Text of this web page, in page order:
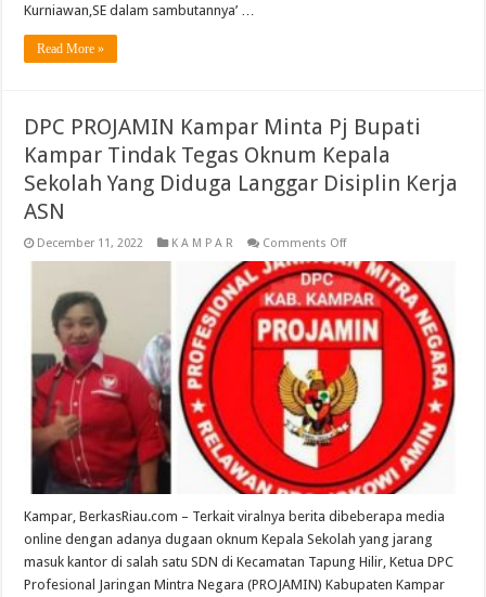
Kurniawan,SE dalam sambutannya’ …
Read More »
DPC PROJAMIN Kampar Minta Pj Bupati
Kampar Tindak Tegas Oknum Kepala
Sekolah Yang Diduga Langgar Disiplin Kerja
ASN
December 11, 2022 K A M P A R Comments Offon
PROJAMIN
Kampar
Minta
Pj
Bupati
Kampar
Tindak
Tegas
Oknum
Kepala
Sekolah
Yang
Diduga
Langgar
Disiplin
Kerja
ASN
Kampar, BerkasRiau.com – Terkait viralnya berita dibeberapa media
online dengan adanya dugaan oknum Kepala Sekolah yang jarang
masuk kantor di salah satu SDN di Kecamatan Tapung Hilir, Ketua DPC
Profesional Jaringan Mintra Negara (PROJAMIN) Kabupaten Kampar